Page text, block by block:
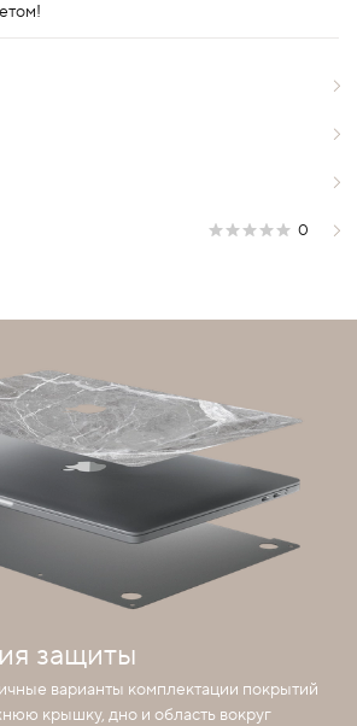
0
защиты
варианты комплектации покрытий
крышку, дно и область вокруг